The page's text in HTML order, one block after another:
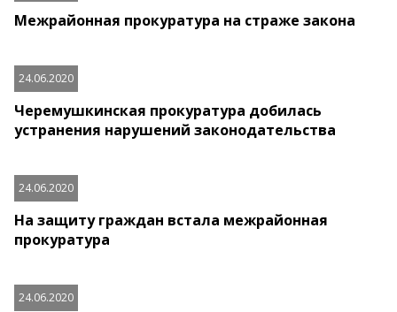
Межрайонная прокуратура на страже закона
24.06.2020
Черемушкинская прокуратура добилась
устранения нарушений законодательства
24.06.2020
На защиту граждан встала межрайонная
прокуратура
24.06.2020